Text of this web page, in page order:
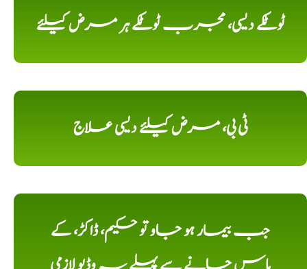
ٹوٹکے دیسی، مجرب ٹوٹکے ہر مرض کیلئے
ٹی بی، مرض کیلئے دیسی علاج
جب بیمار ہو جاو تو حکیم، ڈاکڑ، کے